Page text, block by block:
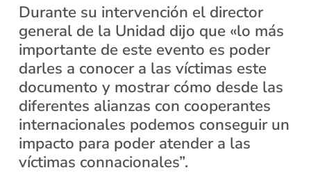
Durante su intervención el director
general de la Unidad dijo que «lo más
importante de este evento es poder
darles a conocer a las víctimas este
documento y mostrar cómo desde las
diferentes alianzas con cooperantes
internacionales podemos conseguir un
impacto para poder atender a las
víctimas connacionales”.